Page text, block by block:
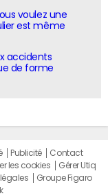
voulez une
est même
accidents
de forme
Publicité
Contact
les cookies
Gérer Utiq
Groupe Figaro